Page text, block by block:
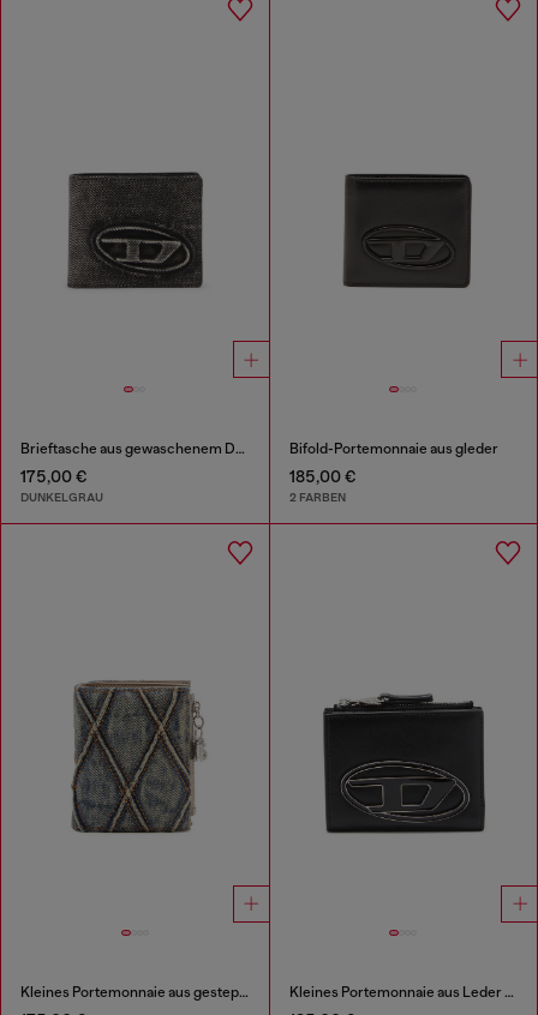
Brieftasche aus gewaschenem Denim
175,00 €
DUNKELGRAU
Bifold-Portemonnaie aus gleder
185,00 €
2 FARBEN
Kleines Portemonnaie aus gestepptem Argyle-Denim Kleines Portemonnaie aus Leder mit Logo-Plakette